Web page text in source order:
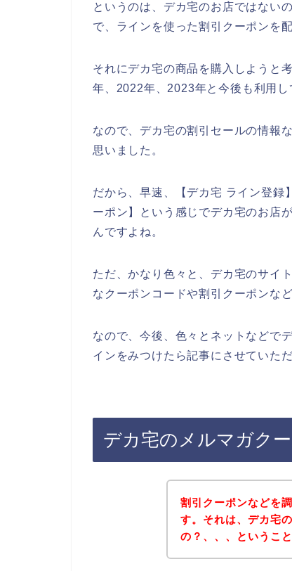
というのは、デカ宅のお店ではない
で、ラインを使った割引クーポンを
それにデカ宅の商品を購入しようと
年、2022年、2023年と今後も利用し
なので、デカ宅の割引セールの情報
思いました。
だから、早速、【デカ宅 ライン登録
ーポン】という感じでデカ宅のお店
んですよね。
ただ、かなり色々と、デカ宅のサイ
なクーポンコードや割引クーポンな
なので、今後、色々とネットなどで
インをみつけたら記事にさせていた
デカ宅のメルマガク
割引クーポンなどを
す。それは、デカ宅
の？、、、ということ